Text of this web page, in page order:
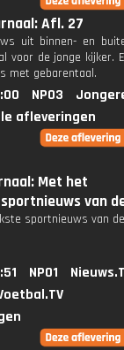
Afl. 27
uit binnen- en
voor de jonge kijker.
met gebarentaal.
NPO3
afleveringen
Met het
van
sportnieuws van
NPO1